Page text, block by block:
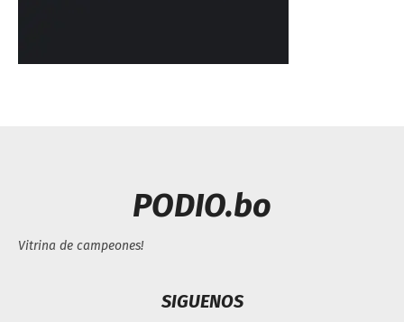
PODIO.bo
Vitrina de campeones!
SIGUENOS